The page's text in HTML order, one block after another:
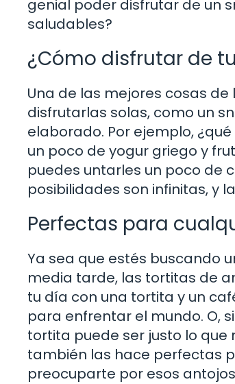
genial poder disfrutar de un
saludables?
¿Cómo disfrutar de
Una de las mejores cosas
disfrutarlas solas, como un
elaborado. Por ejemplo,
un poco de yogur griego y
puedes untarles un poco de
posibilidades son infinitas, y
Perfectas para
Ya sea que estés buscando
media tarde, las tortitas de
tu día con una tortita y un
para enfrentar el mundo. O,
tortita puede ser justo lo
también las hace perfectas
preocuparte por esos